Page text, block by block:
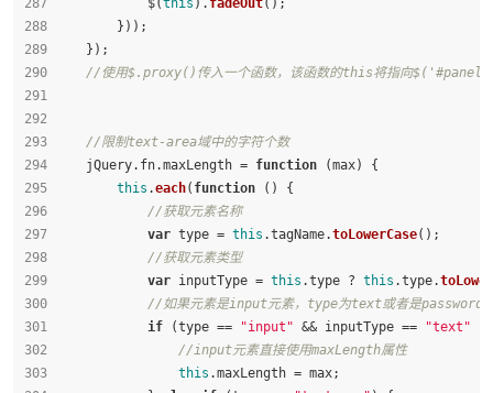
            $(
this ). fadeOut();
        }));
    });
//使用$.proxy()传入一个函数，该函数的this将指向
//限制text-area域中的字符个数
    jQuery.
fn.maxLength = function (max) {
this .each( function ( ) {
//获取元素名称
var type = this .tagName.toLowerCase();
//获取元素类型
var inputType = this .type ? this .type.
//如果元素是input元素，type为text或者是password
if (type == "input" && inputType == "text"
//input元素直接使用maxLength属性
this .maxLength = max;